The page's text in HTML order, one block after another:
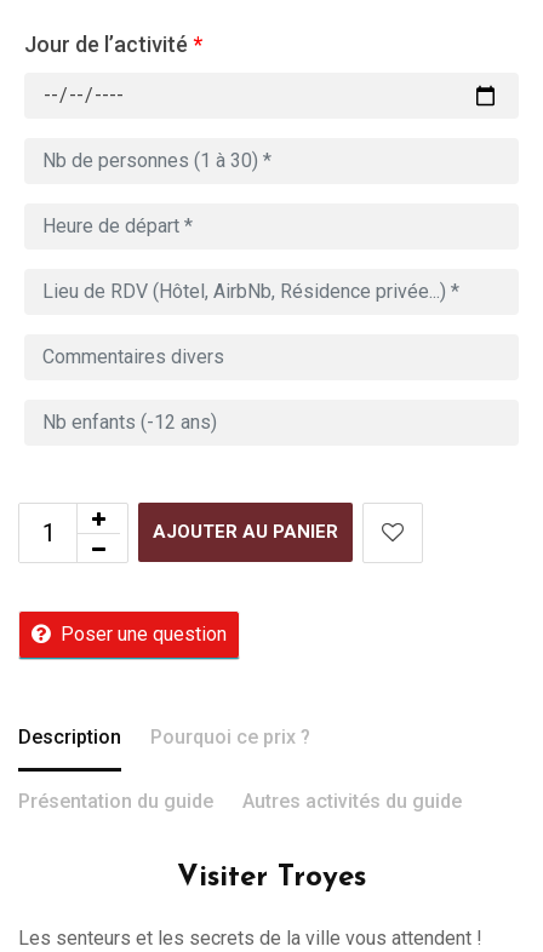
Jour de l’activité *
AJOUTER AU PANIER
Poser une question
Description Pourquoi ce prix ?
Présentation du guide Autres activités du guide
Visiter Troyes
Les senteurs et les secrets de la ville vous attendent !